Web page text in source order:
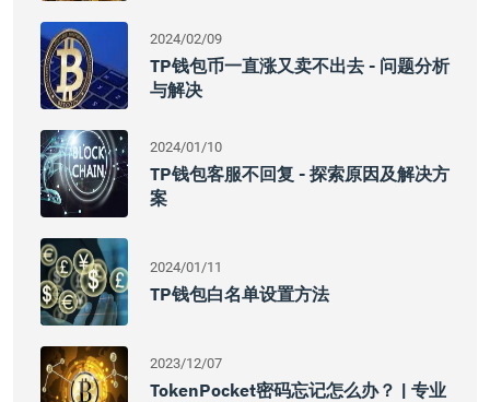
2024/02/09
TP钱包币一直涨又卖不出去 - 问题分析
与解决
2024/01/10
TP钱包客服不回复 - 探索原因及解决方
案
2024/01/11
TP钱包白名单设置方法
2023/12/07
TokenPocket密码忘记怎么办？ | 专业